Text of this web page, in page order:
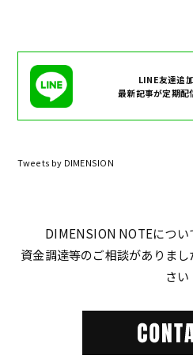
LINE友達追
最新記事が定期配
Tweets by DIMENSION
DIMENSION NOTEにつ
資金調達等のご相談がありま
さい